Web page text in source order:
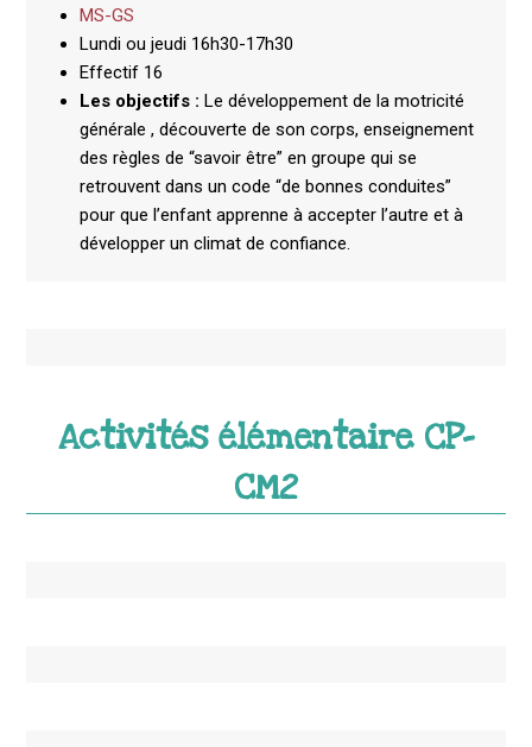
MS-GS
Lundi ou jeudi 16h30-17h30
Effectif 16
Les objectifs : Le développement de la motricité
générale , découverte de son corps, enseignement
des règles de “savoir être” en groupe qui se
retrouvent dans un code “de bonnes conduites”
pour que l’enfant apprenne à accepter l’autre et à
développer un climat de confiance.
Activités élémentaire CP-
CM2